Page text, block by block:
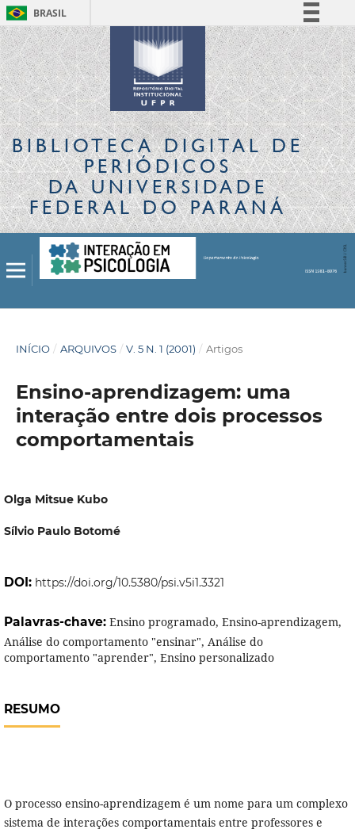
BRASIL
Simplifique!
Comunica BR
Participe
Acesso à informação
Legislação
Canais
BIBLIOTECA DIGITALDE
PERIÓDICOS
DA UNIVERSIDADE
FEDERAL DO PARANÁ
INÍCIO / ARQUIVOS / V. 5 N. 1 (2001) / Artigos
Ensino-aprendizagem: uma
interação entre dois processos
comportamentais
Olga Mitsue Kubo
Sílvio Paulo Botomé
DOI: https://doi.org/10.5380/psi.v5i1.3321
Palavras-chave: Ensino programado, Ensino-aprendizagem,
Análise do comportamento "ensinar", Análise do
comportamento "aprender", Ensino personalizado
RESUMO
O processo ensino-aprendizagem é um nome para um complexo
sistema de interações comportamentais entre professores e